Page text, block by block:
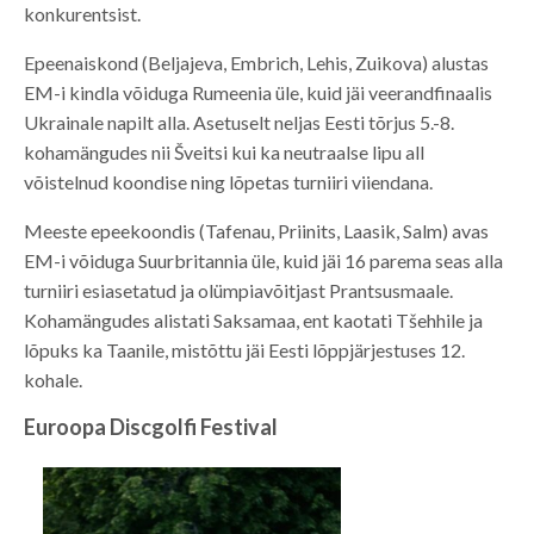
konkurentsist.
Epeenaiskond (Beljajeva, Embrich, Lehis, Zuikova) alustas
EM-i kindla võiduga Rumeenia üle, kuid jäi veerandfinaalis
Ukrainale napilt alla. Asetuselt neljas Eesti tõrjus 5.-8.
kohamängudes nii Šveitsi kui ka neutraalse lipu all
võistelnud koondise ning lõpetas turniiri viiendana.
Meeste epeekoondis (Tafenau, Priinits, Laasik, Salm) avas
EM-i võiduga Suurbritannia üle, kuid jäi 16 parema seas alla
turniiri esiasetatud ja olümpiavõitjast Prantsusmaale.
Kohamängudes alistati Saksamaa, ent kaotati Tšehhile ja
lõpuks ka Taanile, mistõttu jäi Eesti lõppjärjestuses 12.
kohale.
Euroopa Discgolfi Festival